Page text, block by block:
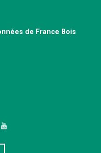
de France Bois
YouTube